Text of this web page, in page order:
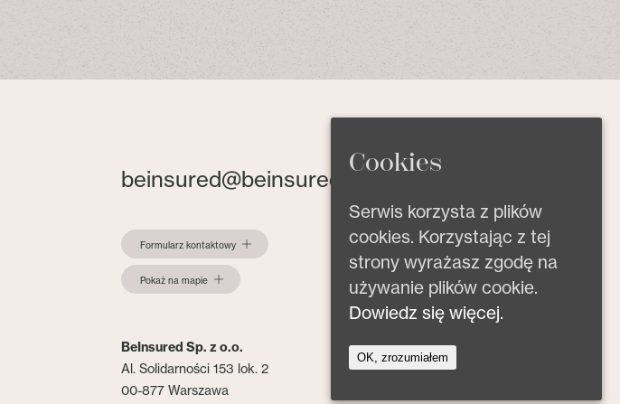
beinsured@beinsured.pl
Formularz kontaktowy
Pokaż na mapie
BeInsured Sp. z o.o.
Al. Solidarności 153 lok. 2
00-877 Warszawa
Cookies
Serwis korzysta z plików
cookies. Korzystając z tej
strony wyrażasz zgodę na
używanie plików cookie.
Dowiedz się więcej.
OK, zrozumiałem